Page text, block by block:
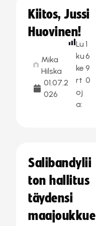
Kiitos, Jussi
Huovinen!
Mika
Hilska
01.07.2
026
Lu
ku
ke
rt
oj
a:
1
6
9
0
Salibandylii
ton hallitus
täydensi
maajoukkue